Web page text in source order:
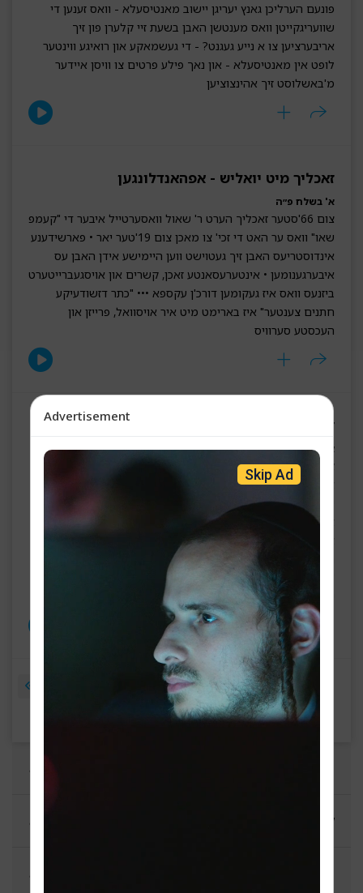
לוסטיג און לופטיג - הערשל און וועלוול
פונעם הערליכן גאנץ יעריגן יישוב מאנטיסעלא - וואס זענען די
שוועריגקייטן וואס מענטשן האבן בשעת זיי קלערן פון זיך
אריבערציען צו א נייע געגנט? - די געשמאקע און רואיגע ווינטער
לופט אין מאנטיסעלא - און נאך פילע פרטים צו וויסן איידער
מ'באשלוסט זיך אהינצוציען
זאכליך מיט יואליש - אפהאנדלונגען
א' בשלח פ״ה
צום 66'סטער זאכליך הערט ר' שאול וואסערטייל איבער די "קעמפ
שאו" וואס ער האט די זכי' צו מאכן צום 19'טער יאר • פארשידענע
אינדוסטריעס האבן זיך געטוישט ווען היימישע אידן האבן עס
איבערגענומען • אינטערעסאנטע זאכן, קשרים און אויסגעברייטערט
ביזנעס וואס איז געקומען דורכ'ן עקספא ••• "כתר דזשודעיקע
חתנים צענטער" איז בארימט מיט איר אויסוואל, פרייזן און
העכסטע סערוויס
זאכליך מיט יואליש - אפהאנדלונגען
א' בא פ״ה
צום זאכליך #65 הערט א שמועס מיט ר' נפתלי "תולי" טעסלער
איבער די נושא אז אויך 'איינער וואס ארבעט פאר א צווייטן קען
שטארק מצליח זיין' און די וויכטיגקייט פון זיך זעלבסט בויען • וואס
איז א גוטע 'פלאן' פאר סוקסעס אין יעדן הינזיכט, בעזר ה'? • וואס
איז די ריכטיגע מהלך און בליק ווען מ'איז אן ארבעטער? • אויך
הערט א באריכט איבער די געלונגענע צאנז-קלויזנבורג עקספא •••
"כתר דזשודעיקע" האט די שענסטע און ברייטסטע אויסוואל פאר
4 5 6 7
Advertisement
Skip Ad